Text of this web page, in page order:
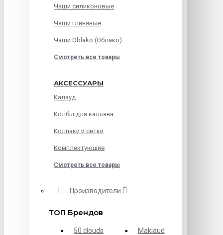
Чаши силиконовые
Чаши глиняные
Чаши Oblako (Облако)
Смотреть все товары
АКСЕССУАРЫ
Калауд
Колбы для кальяна
Колпаки и сетки
Комплектующие
Смотреть все товары
Производители
ТОП Брендов
50 clouds
Maklaud